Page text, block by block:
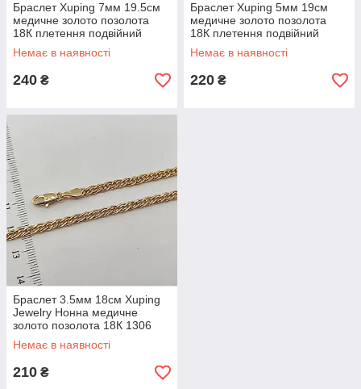
Браслет Xuping 7мм 19.5см
медичне золото позолота
18К плетення подвійний
ромб 1359
Немає в наявності
240 ₴
Браслет Xuping 5мм 19см
медичне золото позолота
18К плетення подвійний
ромб 1371
Немає в наявності
220 ₴
Браслет 3.5мм 18см Xuping
Jewelry Нонна медичне
золото позолота 18К 1306
Немає в наявності
210 ₴